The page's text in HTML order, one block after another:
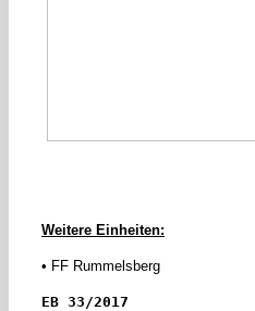
Weitere Einheiten:
• FF Rummelsberg
EB 33/2017